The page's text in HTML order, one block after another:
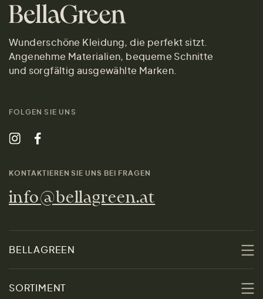
Wunderschöne Kleidung, die perfekt sitzt.
Angenehme Materialien, bequeme Schnitte
und sorgfältig ausgewählte Marken.
FOLGEN SIE UNS
KONTAKTIEREN SIE UNS BEI FRAGEN
info@bellagreen.at
BELLAGREEN
SORTIMENT